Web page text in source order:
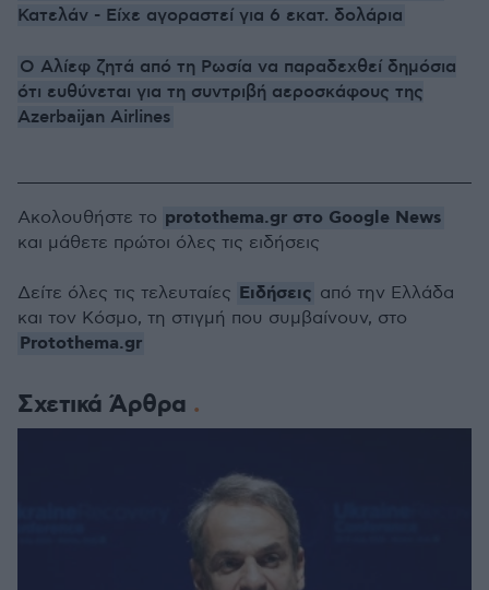
Κατελάν - Είχε αγοραστεί για 6 εκατ. δολάρια
Ο Αλίεφ ζητά από τη Ρωσία να παραδεχθεί δημόσια
ότι ευθύνεται για τη συντριβή αεροσκάφους της
Azerbaijan Airlines
Σχετικά Άρθρα
Ακολουθήστε το protothema.gr στο Google News
και μάθετε πρώτοι όλες τις ειδήσεις
Δείτε όλες τις τελευταίες Ειδήσεις από την Ελλάδα
και τον Κόσμο, τη στιγμή που συμβαίνουν, στο
Protothema.gr